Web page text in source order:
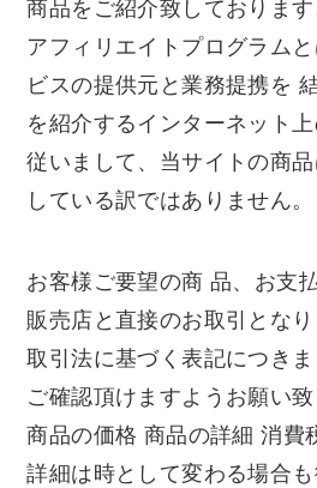
商品をご紹介致しております
アフィリエイトプログラム
ビスの提供元と業務提携を
を紹介するインターネット上
従いまして、当サイトの商
している訳ではありません。
お客様ご要望の商 品、お支
販売店と直接のお取引とな
取引法に基づく表記につき
ご確認頂けますようお願い致
商品の価格 商品の詳細 消費
詳細は時として変わる場合も